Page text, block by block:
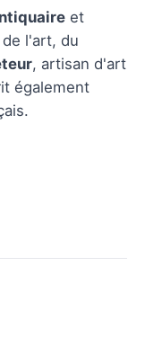
et
l'art, du
, artisan d'art
également